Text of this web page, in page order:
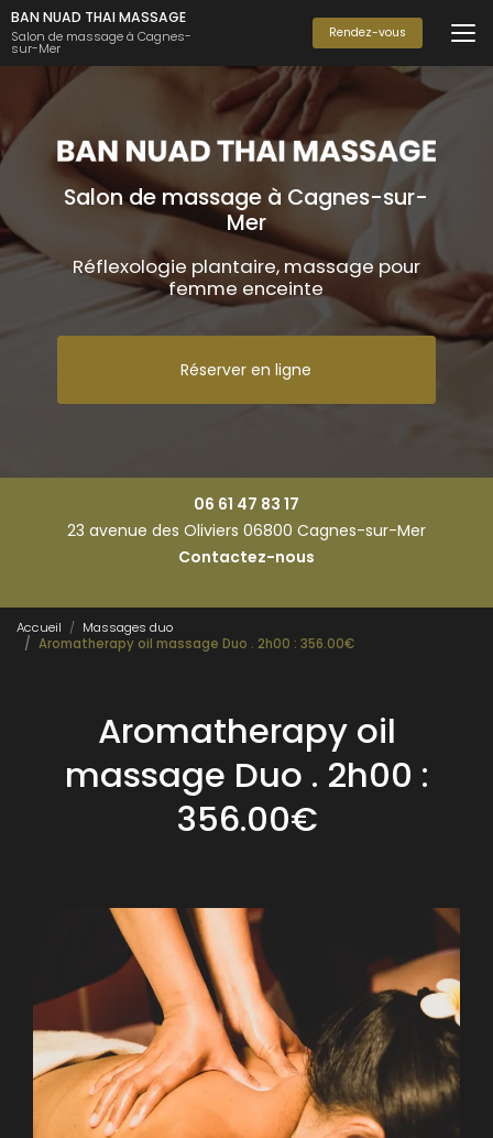
Aller
au
contenu
principal
BAN NUAD THAI MASSAGE
Salon de massage à Cagnes-
sur-Mer
Rendez-vous
Salon de massage à Cagnes-sur-
Mer
Réflexologie plantaire, massage pour
femme enceinte
Réserver en ligne
06 61 47 83 17
23 avenue des Oliviers 06800 Cagnes-sur-Mer
Contactez-nous
Accueil
Massages duo
Aromatherapy oil massage Duo . 2h00 : 356.00€
Aromatherapy oil
massage Duo . 2h00 :
356.00€